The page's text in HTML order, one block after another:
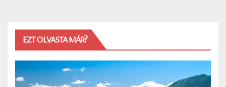
EZT OLVASTA MÁR?